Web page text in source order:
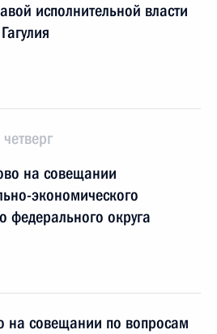
исполнительной власти
на совещании
экономического
федерального округа
на совещании по вопросам